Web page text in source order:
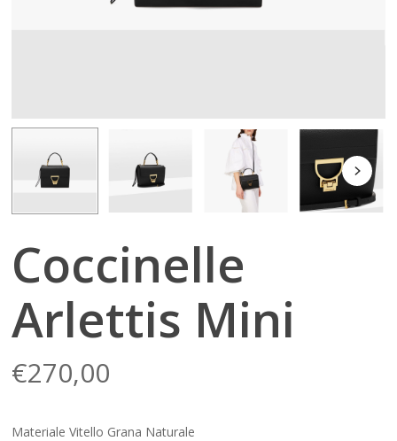
Coccinelle
Arlettis Mini
€270,00
Materiale Vitello Grana Naturale